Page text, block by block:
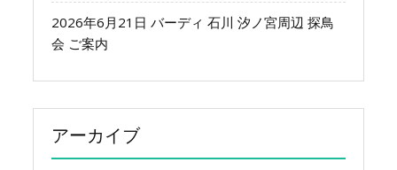
2026年6月21日 バーディ 石川 汐ノ宮周辺 探鳥
会 ご案内
アーカイブ